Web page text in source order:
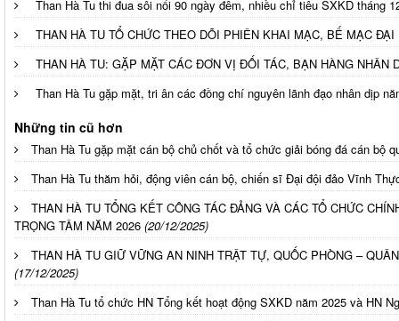
Than Hà Tu thi đua sôi nổi 90 ngày đêm, nhiều chỉ tiêu SXKD tháng
THAN HÀ TU TỔ CHỨC THEO DÕI PHIÊN KHAI MẠC, BẾ MẠC
THAN HÀ TU: GẶP MẶT CÁC ĐƠN VỊ ĐỐI TÁC, BẠN HÀNG NHÂN
Than Hà Tu gặp mặt, tri ân các đồng chí nguyên lãnh đạo nhân dịp
Những tin cũ hơn
Than Hà Tu gặp mặt cán bộ chủ chốt và tổ chức giải bóng đá cán bộ
Than Hà Tu thăm hỏi, động viên cán bộ, chiến sĩ Đại đội đảo Vĩnh
THAN HÀ TU TỔNG KẾT CÔNG TÁC ĐẢNG VÀ CÁC TỔ CHỨC
TRỌNG TÂM NĂM 2026 (20/12/2025)
THAN HÀ TU GIỮ VỮNG AN NINH TRẬT TỰ, QUỐC PHÒNG –
(17/12/2025)
Than Hà Tu tổ chức HN Tổng kết hoạt động SXKD năm 2025 và HN